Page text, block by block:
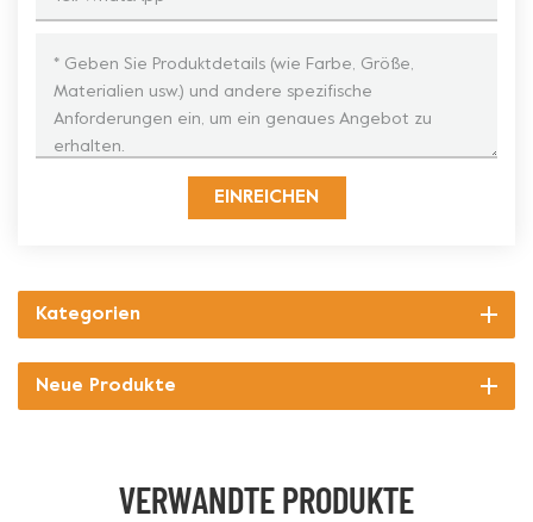
EINREICHEN
Kategorien
Neue Produkte
VERWANDTE PRODUKTE